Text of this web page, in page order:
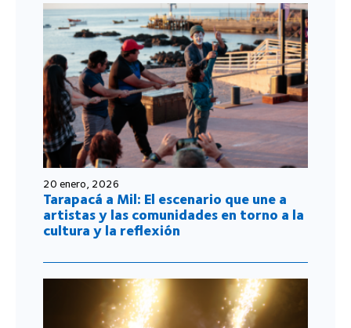
20 enero, 2026
Tarapacá a Mil: El escenario que une a
artistas y las comunidades en torno a la
cultura y la reflexión